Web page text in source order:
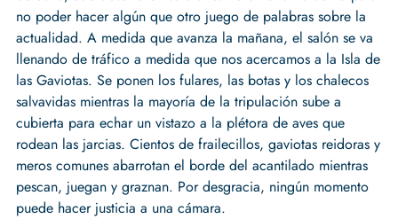
no poder hacer algún que otro juego de palabras sobre la
actualidad. A medida que avanza la mañana, el salón se va
llenando de tráfico a medida que nos acercamos a la Isla de
las Gaviotas. Se ponen los fulares, las botas y los chalecos
salvavidas mientras la mayoría de la tripulación sube a
cubierta para echar un vistazo a la plétora de aves que
rodean las jarcias. Cientos de frailecillos, gaviotas reidoras y
meros comunes abarrotan el borde del acantilado mientras
pescan, juegan y graznan. Por desgracia, ningún momento
puede hacer justicia a una cámara.